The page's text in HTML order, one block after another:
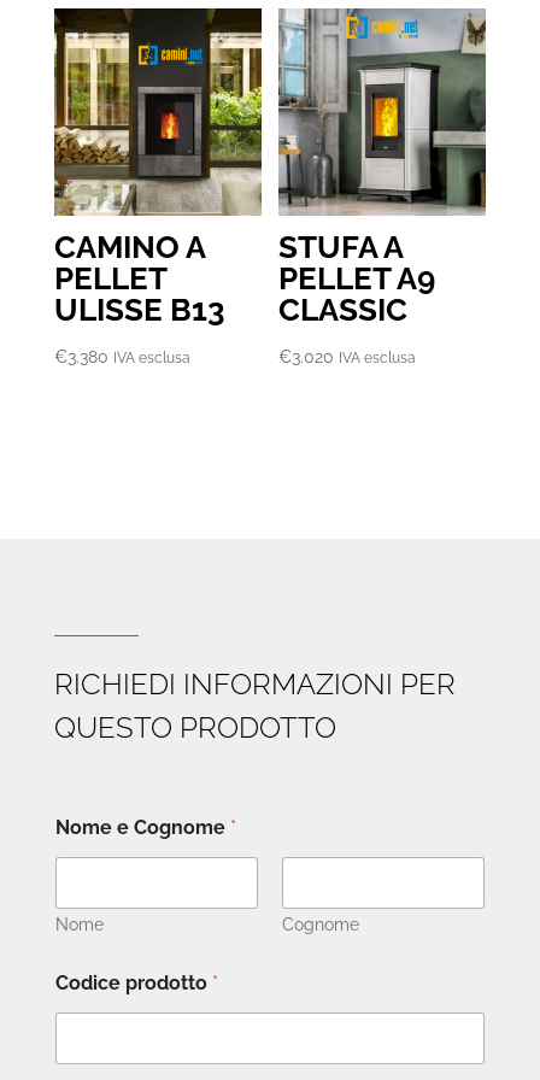
CAMINO A
PELLET
ULISSE B13
€3.380 IVA esclusa
STUFA A
PELLET A9
CLASSIC
€3.020 IVA esclusa
RICHIEDI INFORMAZIONI PER
QUESTO PRODOTTO
Nome e Cognome *
Nome Cognome
Codice prodotto *